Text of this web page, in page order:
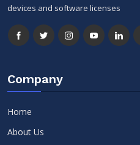
devices and software licenses
Company
Home
About Us